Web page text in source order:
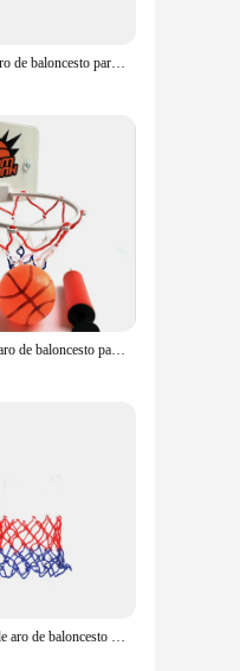
Canasta de aro de baloncesto para deportes al aire libre, Red de llanta de baloncesto estándar, malla de red de baloncesto, entretenimiento deportivo tricolor para todo tipo de clima
Mini Kit de aro de baloncesto para interiores, tablero de baloncesto de plástico, canasta deportiva para el hogar, aros de bola para niños, juego divertido, juguetes de baño
Mini juego de aro de baloncesto tricolor estándar con 1 Bola y 1 bomba inflable para niños, jóvenes, adultos, juego divertido para interiores y exteriores